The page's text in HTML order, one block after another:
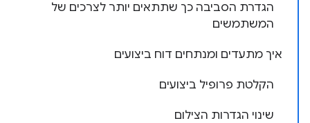
הגדרת הסביבה כך שתתאים יותר לצרכים של
המשתמשים
איך מתעדים ומנתחים דוח ביצועים
הקלטת פרופיל ביצועים
שינוי הגדרות הצילום